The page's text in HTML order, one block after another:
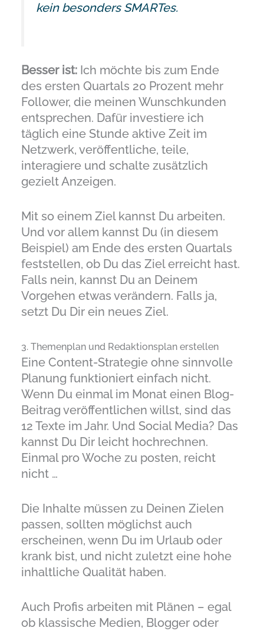
kein besonders SMARTes.
Besser ist: Ich möchte bis zum Ende
des ersten Quartals 20 Prozent mehr
Follower, die meinen Wunschkunden
entsprechen. Dafür investiere ich
täglich eine Stunde aktive Zeit im
Netzwerk, veröffentliche, teile,
interagiere und schalte zusätzlich
gezielt Anzeigen.
Mit so einem Ziel kannst Du arbeiten.
Und vor allem kannst Du (in diesem
Beispiel) am Ende des ersten Quartals
feststellen, ob Du das Ziel erreicht hast.
Falls nein, kannst Du an Deinem
Vorgehen etwas verändern. Falls ja,
setzt Du Dir ein neues Ziel.
3. Themenplan und Redaktionsplan erstellen
Eine Content-Strategie ohne sinnvolle
Planung funktioniert einfach nicht.
Wenn Du einmal im Monat einen Blog-
Beitrag veröffentlichen willst, sind das
12 Texte im Jahr. Und Social Media? Das
kannst Du Dir leicht hochrechnen.
Einmal pro Woche zu posten, reicht
nicht …
Die Inhalte müssen zu Deinen Zielen
passen, sollten möglichst auch
erscheinen, wenn Du im Urlaub oder
krank bist, und nicht zuletzt eine hohe
inhaltliche Qualität haben.
Auch Profis arbeiten mit Plänen – egal
ob klassische Medien, Blogger oder